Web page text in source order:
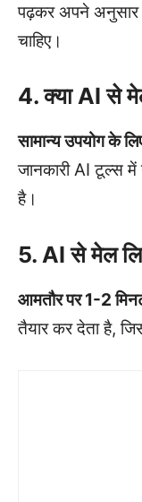
पढ़कर अपने अनुसार
चाहिए।
4. क्या AI से
सामान्य उपयोग के
जानकारी AI टूल्स
है।
5. AI से मेल
आमतौर पर 1-2
तैयार कर देता है,